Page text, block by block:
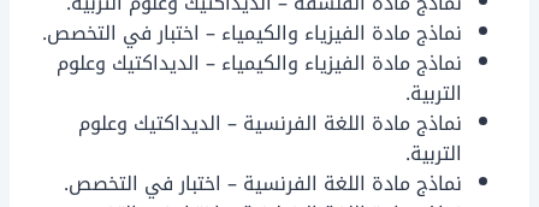
نماذج مادة الفيزياء والكيمياء – اختبار في التخصص.
نماذج مادة الفيزياء والكيمياء – الديداكتيك وعلوم
التربية.
نماذج مادة اللغة الفرنسية – الديداكتيك وعلوم
التربية.
نماذج مادة اللغة الفرنسية – اختبار في التخصص.